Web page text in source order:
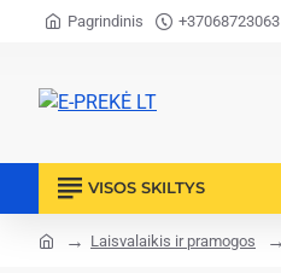
Pagrindinis +37068723063
VISOS SKILTYS
Laisvalaikis ir pramogos